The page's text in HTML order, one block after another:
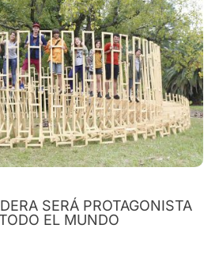
SERÁ PROTAGONISTA
EL MUNDO